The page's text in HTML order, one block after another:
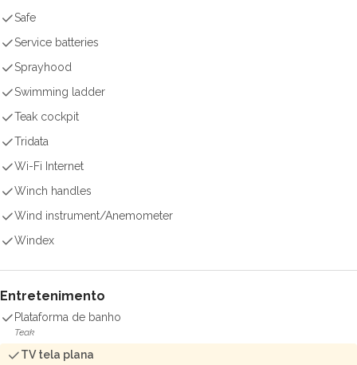
Safe
Service batteries
Sprayhood
Swimming ladder
Teak cockpit
Tridata
Wi-Fi Internet
Winch handles
Wind instrument/Anemometer
Windex
Entretenimento
Plataforma de banho
Teak
TV tela plana